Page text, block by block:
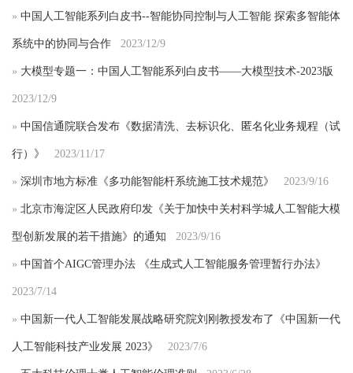
» 中国人工智能系列白皮书--智能协同控制与人工智能 探索多智能体
系统中的协同与合作 2023/12/9
» 大模型专题一：中国人工智能系列白皮书——大模型技术-2023版
2023/12/9
» 中国信通院联合发布《数据清洗、去标识化、匿名化业务规程（试
行）》 2023/11/17
» 深圳市地方标准《多功能智能杆系统施工技术规范》 2023/9/16
» 北京市海淀区人民政府印发《关于加快中关村科学城人工智能大模
型创新发展的若干措施》的通知 2023/9/16
» 中国首个AIGC管理办法 《生成式人工智能服务管理暂行办法》
2023/7/14
» 中国新一代人工智能发展战略研究院刘刚教授发布了《中国新一代
人工智能科技产业发展 2023》 2023/7/6